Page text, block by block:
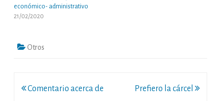
económico- administrativo
21/02/2020
Otros
Navegación
Comentario acerca de
Prefiero la cárcel